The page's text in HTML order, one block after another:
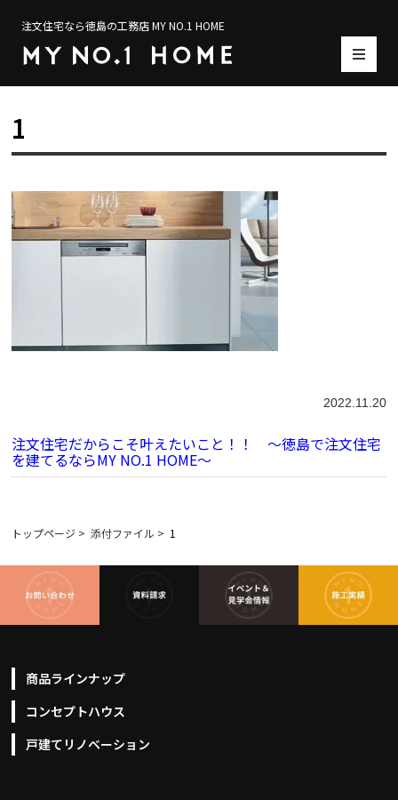
注文住宅なら徳島の工務店 MY NO.1 HOME
1
2022.11.20
注文住宅だからこそ叶えたいこと！！ ～徳島で注文住宅
を建てるならMY NO.1 HOME～
トップページ > 添付ファイル > 1
商品ラインナップ
コンセプトハウス
戸建てリノベーション